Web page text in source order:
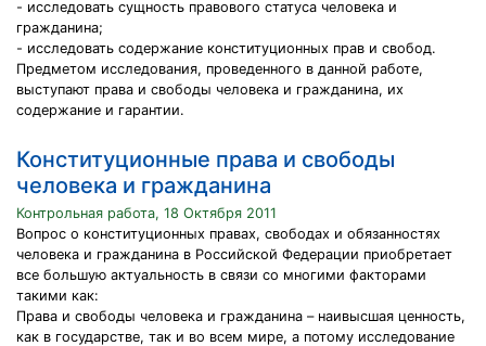
- исследовать сущность правового статуса человека и
гражданина;
- исследовать содержание конституционных прав и свобод.
Предметом исследования, проведенного в данной работе,
выступают права и свободы человека и гражданина, их
содержание и гарантии.
Конституционные права и свободы
человека и гражданина
Контрольная работа, 18 Октября 2011
Вопрос о конституционных правах, свободах и обязанностях
человека и гражданина в Российской Федерации приобретает
все большую актуальность в связи со многими факторами
такими как:
Права и свободы человека и гражданина – наивысшая ценность,
как в государстве, так и во всем мире, а потому исследование